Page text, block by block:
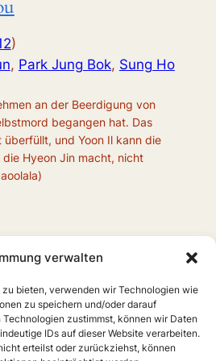
verwalten
zu bieten, verwenden wir Technologien wie
zu speichern und/oder darauf
zustimmst, können wir Daten
IDs auf dieser Website verarbeiten.
erteilst oder zurückziehst, können
)
, Park Jung Bok, Sung Ho
an der Beerdigung von
begangen hat. Das
und Yoon Il kann die
die Hyeon Jin macht, nicht